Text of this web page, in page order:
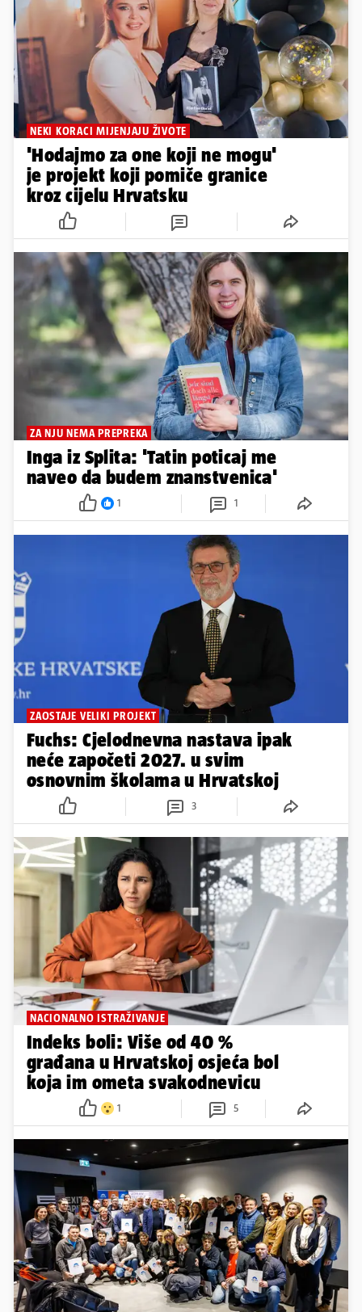
NEKI KORACI MIJENJAJU ŽIVOTE
'Hodajmo za one koji ne mogu'
je projekt koji pomiče granice
kroz cijelu Hrvatsku
ZA NJU NEMA PREPREKA
Inga iz Splita: 'Tatin poticaj me
naveo da budem znanstvenica'
1 1
ZAOSTAJE VELIKI PROJEKT
Fuchs: Cjelodnevna nastava ipak
neće započeti 2027. u svim
osnovnim školama u Hrvatskoj
3
NACIONALNO ISTRAŽIVANJE
Indeks boli: Više od 40 %
građana u Hrvatskoj osjeća bol
koja im ometa svakodnevicu
1 5